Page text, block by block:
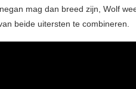
mag dan breed zijn, Wolf
beide uitersten te combineren.